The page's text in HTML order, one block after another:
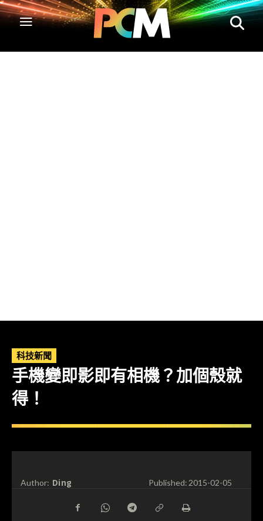
科技新聞
手機變即影即有相機？加個殼就
得！
Author: Ding Published:2015-02-05